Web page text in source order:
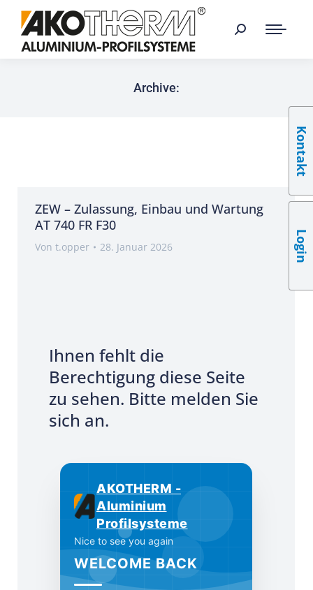
Archive:
ZEW – Zulassung, Einbau und Wartung
AT 740 FR F30
Von t.opper 28. Januar 2026
Ihnen fehlt die
Berechtigung diese Seite
zu sehen. Bitte melden Sie
sich an.
AKOTHERM -
Aluminium
Profilsysteme
Nice to see you again
WELCOME BACK
Kontakt
Login